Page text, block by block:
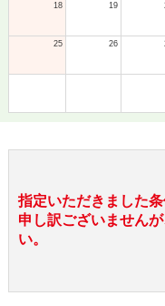
18 19
25 26
指定いただきました
申し訳ございません
い。